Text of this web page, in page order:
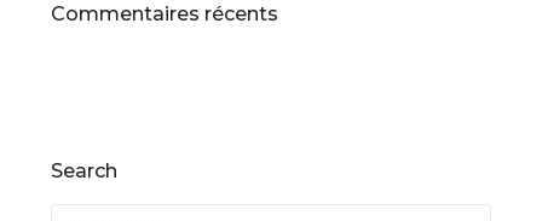
Commentaires récents
Search